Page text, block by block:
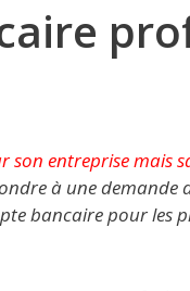
entreprise mais
à une demande
bancaire pour les